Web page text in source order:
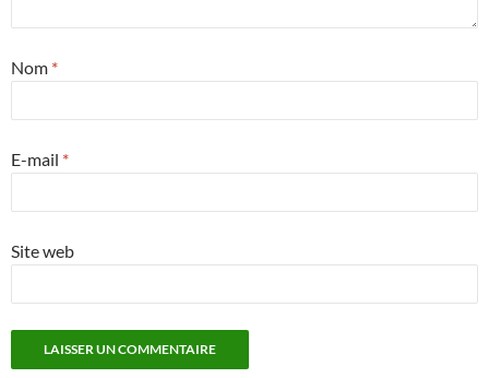
Nom *
E-mail *
Site web